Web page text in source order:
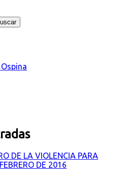
DE LA VIOLENCIA PARA
DE 2016